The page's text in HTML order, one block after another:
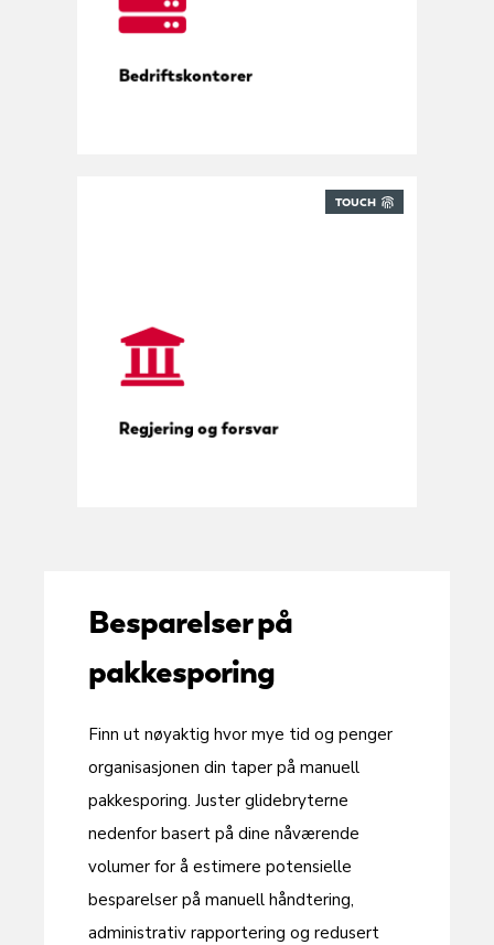
Bedriftskontorer
TOUCH
Regjering og forsvar
Besparelser på
pakkesporing
Finn ut nøyaktig hvor mye tid og penger
organisasjonen din taper på manuell
pakkesporing. Juster glidebryterne
nedenfor basert på dine nåværende
volumer for å estimere potensielle
besparelser på manuell håndtering,
administrativ rapportering og redusert